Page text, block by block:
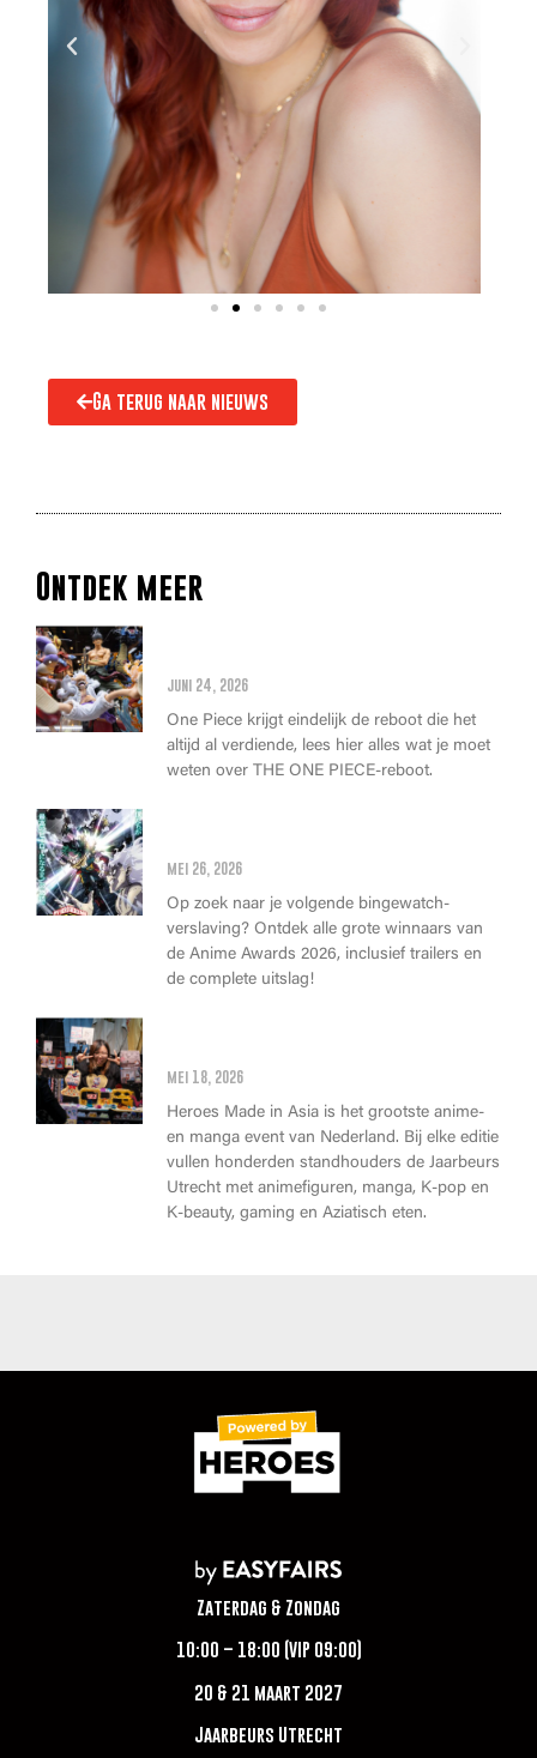
Ga terug naar nieuws
Ontdek meer
juni 24, 2026
One Piece krijgt eindelijk de reboot die het
altijd al verdiende, lees hier alles wat je moet
weten over THE ONE PIECE-reboot.
mei 26, 2026
Op zoek naar je volgende bingewatch-
verslaving? Ontdek alle grote winnaars van
de Anime Awards 2026, inclusief trailers en
de complete uitslag!
mei 18, 2026
Heroes Made in Asia is het grootste anime-
en manga event van Nederland. Bij elke editie
vullen honderden standhouders de Jaarbeurs
Utrecht met animefiguren, manga, K-pop en
K-beauty, gaming en Aziatisch eten.
Zaterdag & Zondag
10:00 – 18:00 (VIP 09:00)
20 & 21 maart 2027
Jaarbeurs Utrecht